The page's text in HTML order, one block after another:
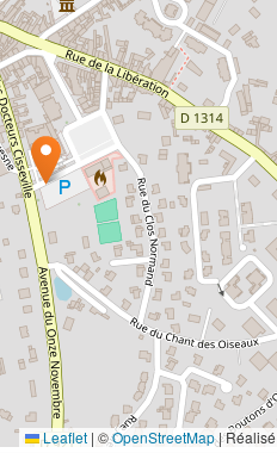
Leaflet | ©OpenStreetMap|